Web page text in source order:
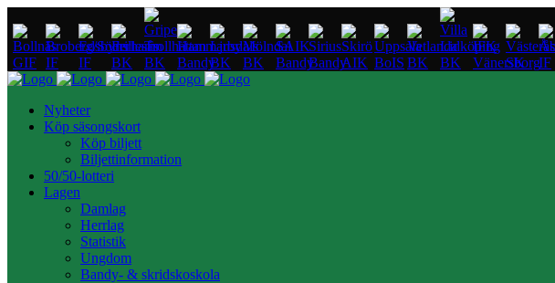
Nyheter
Köp säsongskort
Köp biljett
Biljettinformation
50/50-lotteri
Lagen
Damlag
Herrlag
Statistik
Ungdom
Bandy- & skridskoskola